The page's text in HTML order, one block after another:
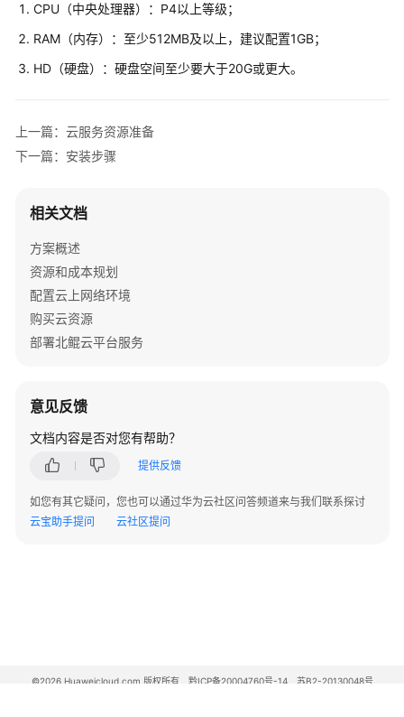
决
方
概
述
源
成
本
规
划
步
骤
云
务
资
序
CPU（中央处理器）：P4以上等级；
RAM（内存）：至少512MB及以上，建议配置1GB；
HD（硬盘）：硬盘空间至少要大于20G或更大。
上一篇：云服务资源准备
下一篇：安装步骤
相关文档
方案概述
资源和成本规划
配置云上网络环境
购买云资源
部署北鲲云平台服务
意见反馈
文档内容是否对您有帮助？
提供反馈
如您有其它疑问，您也可以通过华为云社区问答频道来与我们联系探讨
云宝助手提问
云社区提问
©2026 Huaweicloud.com 版权所有 黔ICP备20004760号-14
苏B2-20130048号